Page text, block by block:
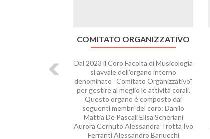
COMITATO ORGANIZZATIVO
Dal 2023 il Coro Facolta di Musicologia
si avvale dell’organo interno
denominato “Comitato Organizzativo”
per gestire al meglio le attività corali.
Questo organo è composto dai
seguenti membri del coro: Danilo
Mattia De Pascali Elisa Scheriani
Aurora Cernuto Alessandra Trotta Ivo
Ferranti Alessandro Barlucchi